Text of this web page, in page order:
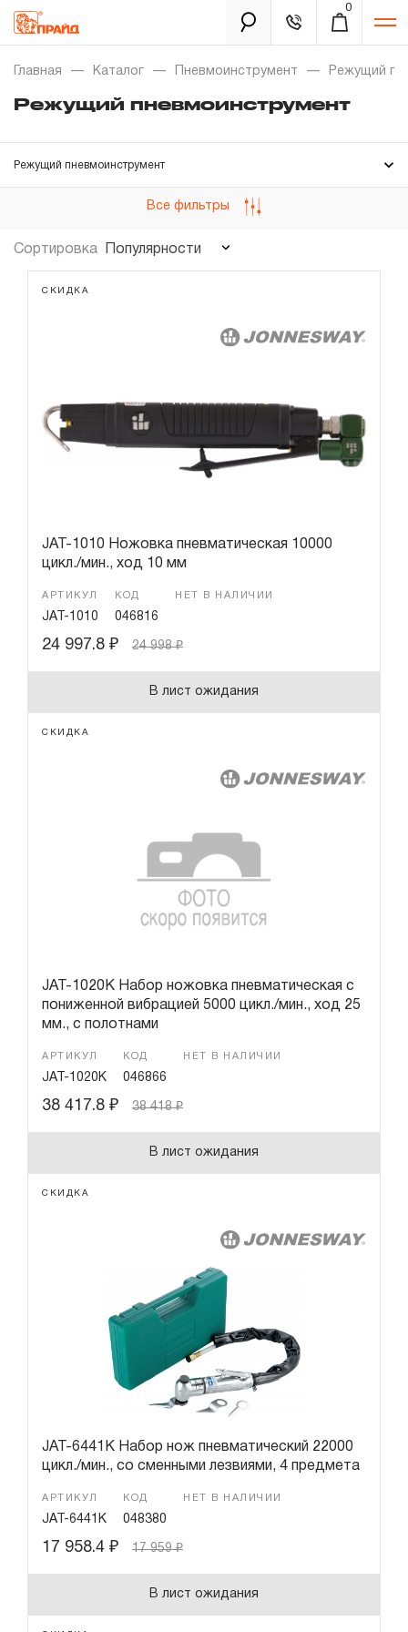
0
Каталог
Новинки
Уцененный товар
Гарантия и сервис
Контакты
Забыли пароль?
Главная Каталог Пневмоинструмент Режущий
Режущий пневмоинструмент
Режущий пневмоинструмент
Все фильтры
Сортировка Популярности
СКИДКА
JAT-1010 Ножовка пневматическая 10000
цикл./мин., ход 10 мм
АРТИКУЛ
JAT-1010
КОД
046816
НЕТ В НАЛИЧИИ
24 997.8 ₽ 24 998₽
В лист ожидания
СКИДКА
JAT-1020K Набор ножовка пневматическая с
пониженной вибрацией 5000 цикл./мин., ход 25
мм., с полотнами
АРТИКУЛ
JAT-1020K
КОД
046866
НЕТ В НАЛИЧИИ
38 417.8 ₽ 38 418₽
В лист ожидания
СКИДКА
JAT-6441K Набор нож пневматический 22000
цикл./мин., со сменными лезвиями, 4 предмета
АРТИКУЛ
JAT-6441K
КОД
048380
НЕТ В НАЛИЧИИ
17 958.4 ₽ 17 959₽
В лист ожидания